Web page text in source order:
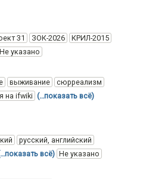
31 ЗОК-2026
КРИЛ-2015
Не указано
выживание
сюрреализм
на ifwiki (…показать всё)
русский, английский
всё) Не указано